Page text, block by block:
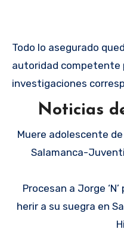
Todo lo asegurado
autoridad competente
investigaciones
Noticias
Muere adolescente
Salamanca-
Procesan a Jorge
herir a su suegra en